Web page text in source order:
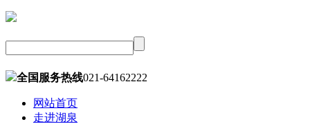
全国服务热线021-64162222
网站首页
走进湖泉